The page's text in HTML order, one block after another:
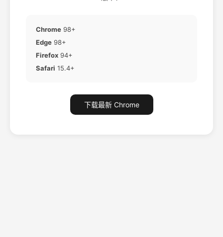
Chrome 98+
Edge 98+
Firefox 94+
Safari 15.4+
下载最新 Chrome